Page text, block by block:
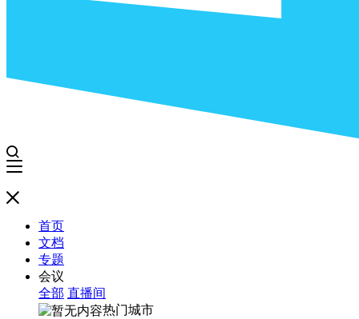
首页
文档
专题
会议
全部 直播间
热门城市